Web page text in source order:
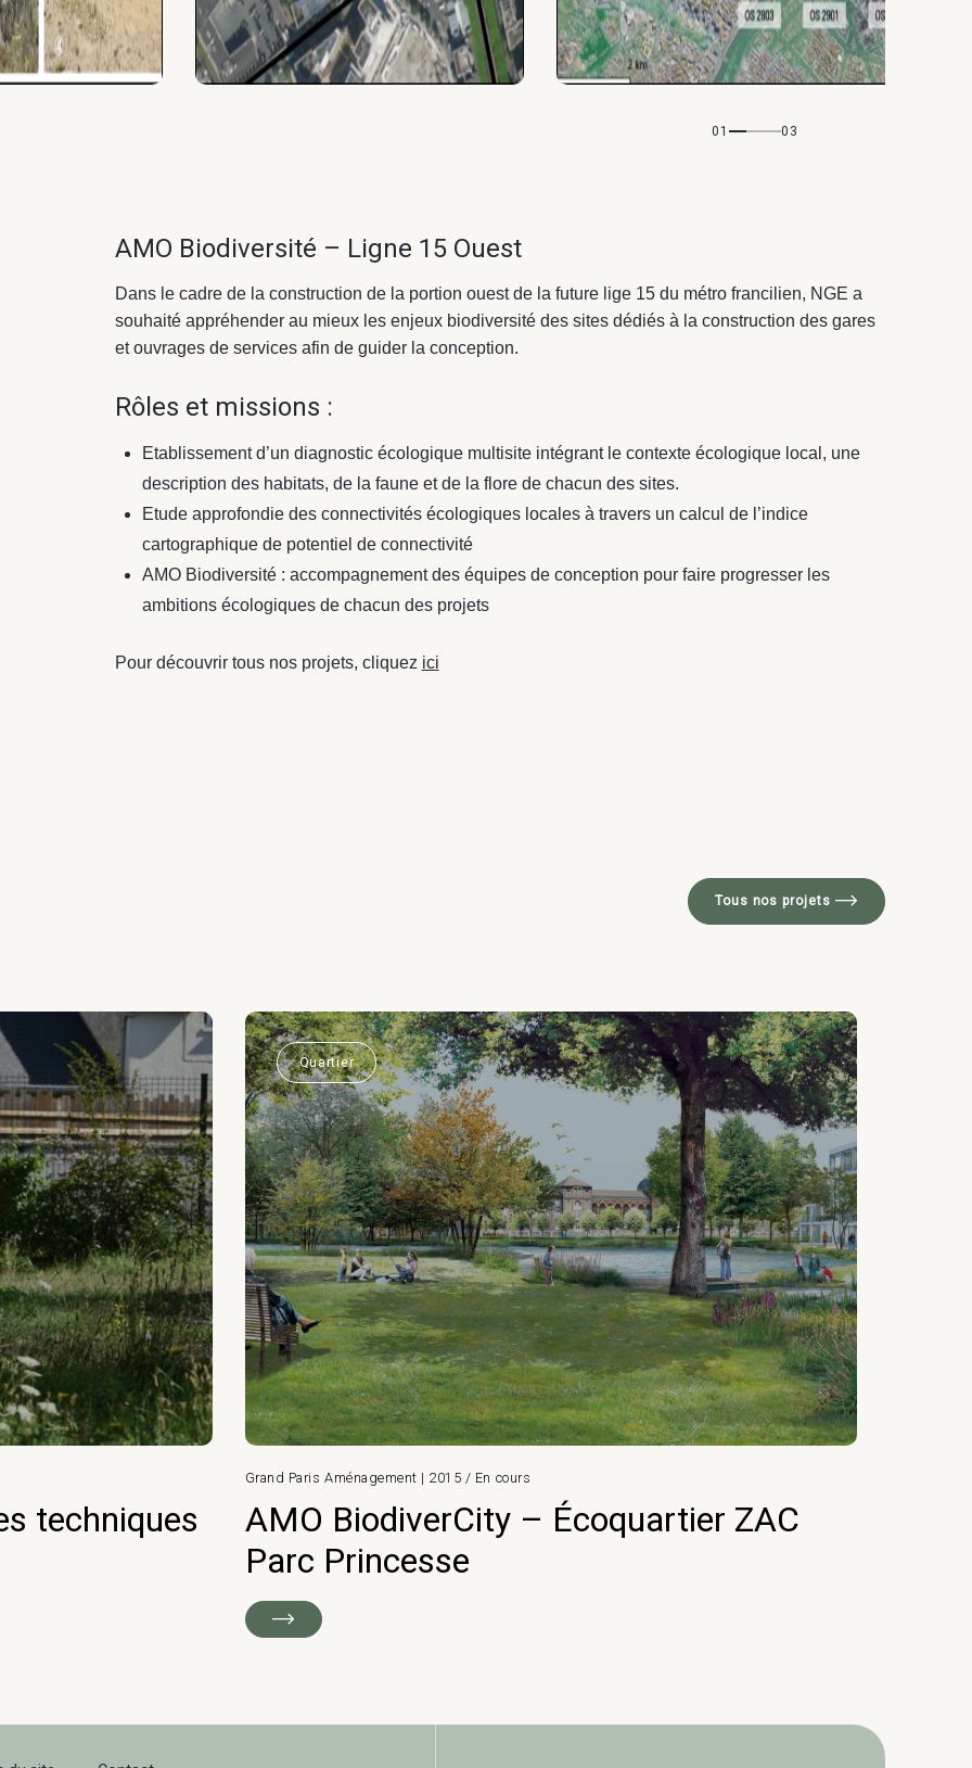
01 03
AMO Biodiversité – Ligne 15 Ouest
Dans le cadre de la construction de la portion ouest de la future lige 15 du métro francilien, NGE a
souhaité appréhender au mieux les enjeux biodiversité des sites dédiés à la construction des gares
et ouvrages de services afin de guider la conception.
Rôles et missions :
Etablissement d’un diagnostic écologique multisite intégrant le contexte écologique local, une
description des habitats, de la faune et de la flore de chacun des sites.
Etude approfondie des connectivités écologiques locales à travers un calcul de l’indice
cartographique de potentiel de connectivité
AMO Biodiversité : accompagnement des équipes de conception pour faire progresser les
ambitions écologiques de chacun des projets
Pour découvrir tous nos projets, cliquez ici
Tous nos projets
techniques
Quartier
Grand Paris Aménagement | 2015 / En cours
AMO BiodiverCity – Écoquartier ZAC
Parc Princesse